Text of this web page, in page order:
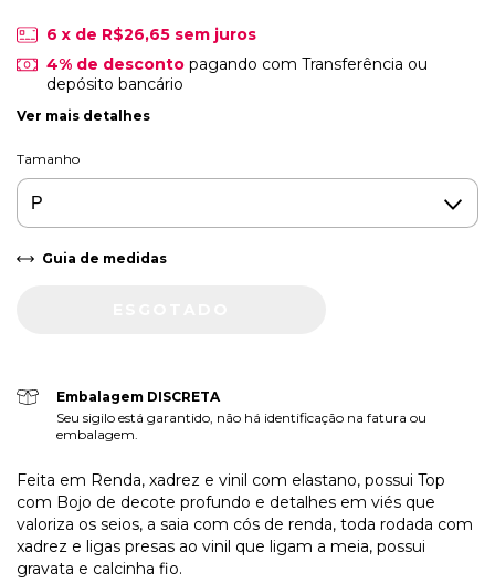
6 x de R$26,65 sem juros
4% de descontopagando com Transferência ou
depósito bancário
Ver mais detalhes
Tamanho
Guia de medidas
Embalagem DISCRETA
Seu sigilo está garantido, não há identificação na fatura ou
embalagem.
Feita em Renda, xadrez e vinil com elastano, possui Top
com Bojo de decote profundo e detalhes em viés que
valoriza os seios, a saia com cós de renda, toda rodada com
xadrez e ligas presas ao vinil que ligam a meia, possui
gravata e calcinha fio.